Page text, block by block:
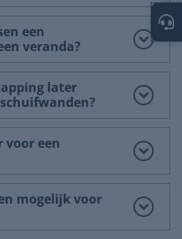
een
veranda?
later
voor een
mogelijk voor